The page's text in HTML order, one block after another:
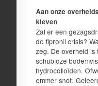
Aan onze
kleven
Zal er een
de fipronil crisis?
zeg. De overheid is
schubloze
hydrocolloïden.
emmer snot.